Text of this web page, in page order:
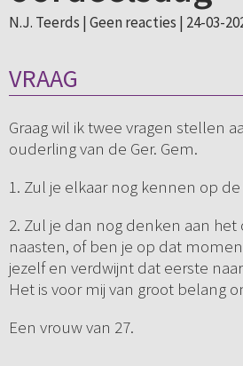
N.J. Teerds | Geen reacties | 24-03-
VRAAG
Graag wil ik twee vragen stellen
ouderling van de Ger. Gem.
1. Zul je elkaar nog kennen op
2. Zul je dan nog denken aan het
naasten, of ben je op dat
jezelf en verdwijnt dat eerste
Het is voor mij van groot belang
Een vrouw van 27.